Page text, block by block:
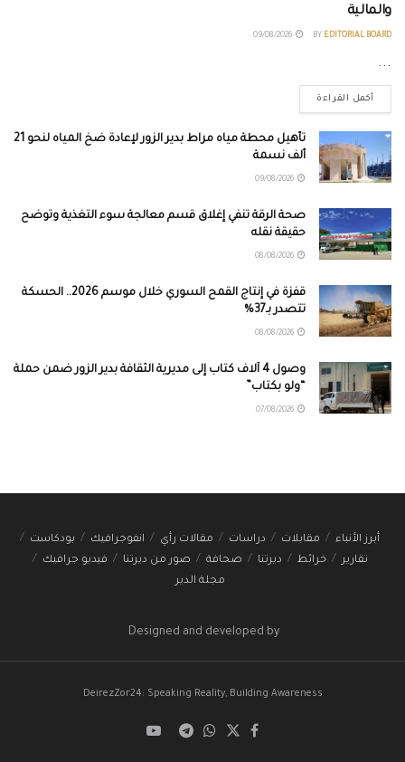
والمالية
BY EDITORIAL BOARD
...
أكمل القراءة
تأهيل محطة مياه مراط بدير الزور لإعادة ضخ المياه لنحو 21
ألف نسمة
صحة الرقة تنفي إغلاق قسم معالجة سوء التغذية وتوضح
حقيقة نقله
قفزة في إنتاج القمح السوري خلال موسم 2026.. الحسكة
تتصدر بـ37%
وصول 4 آلاف كتاب إلى مديرية الثقافة بدير الزور ضمن حملة
“ولو بكتاب”
أبرز الأنباء مقابلات دراسات مقالات رأي انفوجرافيك
بودكاست
تقارير
خرائط ديرتنا صحافة صور من ديرتنا
فيديو جرافيك
مجلة الدير
Designed and developed by
DeirezZor24: Speaking Reality, Building Awareness